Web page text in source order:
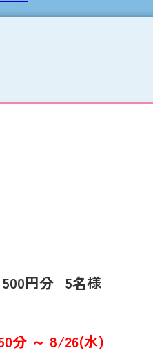
円分 5名様
分 ～ 8/26(水)